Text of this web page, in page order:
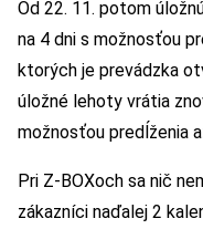
Od 22. 11. potom
na 4 dni s možnosťou
ktorých je prevádzka
úložné lehoty vrátia
možnosťou predĺženia
Pri Z-BOXoch sa nič
zákazníci naďalej 2